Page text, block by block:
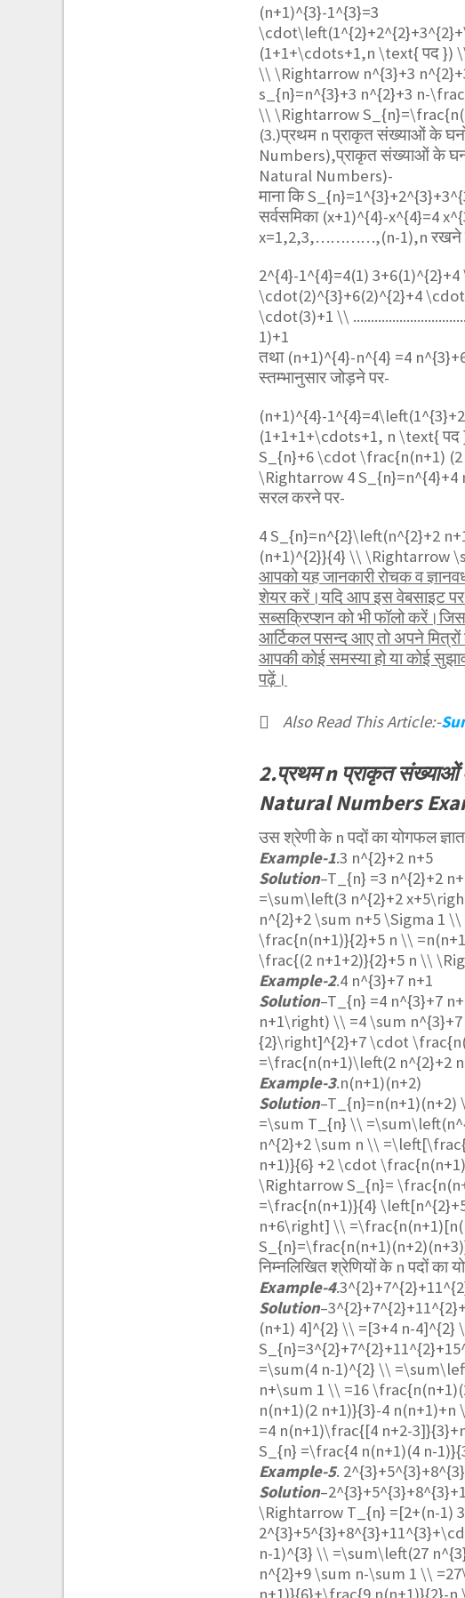
(n+1)^{3}-1^{3}=3
(1+1+\cdots+1,n \text{ पद })
\\ \Rightarrow n^{3}+3
s_{n}=n^{3}+3 n^{2}+3 n-
\\ \Rightarrow
(3.)प्रथम n प्राकृत संख्याओं के
Numbers),प्राकृत संख्याओं के
Natural Numbers)-
माना कि
सर्वसमिका (x+1)^{4}-x^{4}=4
x=1,2,3,…………,(n-1),n रखने
2^{4}-1^{4}=4(1)
\cdot(2)^{3}+6(2)^{2}+4
\cdot(3)+1 \\
1)+1
तथा (n+1)^{4}-n^{4} =4
स्तम्भानुसार जोड़ने पर-
(n+1)^{4}-
(1+1+1+\cdots+1, n \text{
S_{n}+6 \cdot \frac{n(n+1)
\Rightarrow 4 S_{n}=n^{4}+4
सरल करने पर-
4 S_{n}=n^{2}\left(n^{2}+2
(n+1)^{2}}{4} \\ \Rightarrow
आपको यह जानकारी रोचक व
शेयर करें।यदि आप इस वेबसाइट पर
सब्सक्रिप्शन को भी फॉलो
आर्टिकल पसन्द आए तो अपने
आपकी कोई समस्या हो या कोई
पढ़ें।
Also Read This Article:-
2.प्रथम n प्राकृत
Natural Numbers
उस श्रेणी के n पदों का योगफल
Example-1.3 n^{2}+2 n+5
Solution–T_{n} =3 n^{2}+2
=\sum\left(3 n^{2}+2
n^{2}+2 \sum n+5 \Sigma 1
\frac{n(n+1)}{2}+5 n \\
\frac{(2 n+1+2)}{2}+5 n \\
Example-2.4 n^{3}+7 n+1
Solution–T_{n} =4 n^{3}+7
n+1\right) \\ =4 \sum
{2}\right]^{2}+7 \cdot
=\frac{n(n+1)\left(2 n^{2}+2
Example-3.n(n+1)(n+2)
Solution–
=\sum T_{n} \\
n^{2}+2 \sum n \\
n+1)}{6} +2 \cdot
\Rightarrow S_{n}=
=\frac{n(n+1)}{4}
n+6\right] \\
निम्नलिखित श्रेणियों के n पदों का
Example-4.
Solution–
(n+1) 4]^{2} \\ =[3+4 n-
=\sum(4 n-1)^{2} \\
n+\sum 1 \\ =16
n(n+1)(2 n+1)}{3}-4
=4 n(n+1)\frac{[4 n+2-
S_{n} =\frac{4 n(n+1)(4 n-
Example-5.
Solution–
\Rightarrow T_{n} =[2+(n-1)
n-1)^{3} \\ =\sum\left(27
n^{2}+9 \sum n-\sum 1 \\
n+1)}{6}+\frac{9 n(n+1)}{2}-